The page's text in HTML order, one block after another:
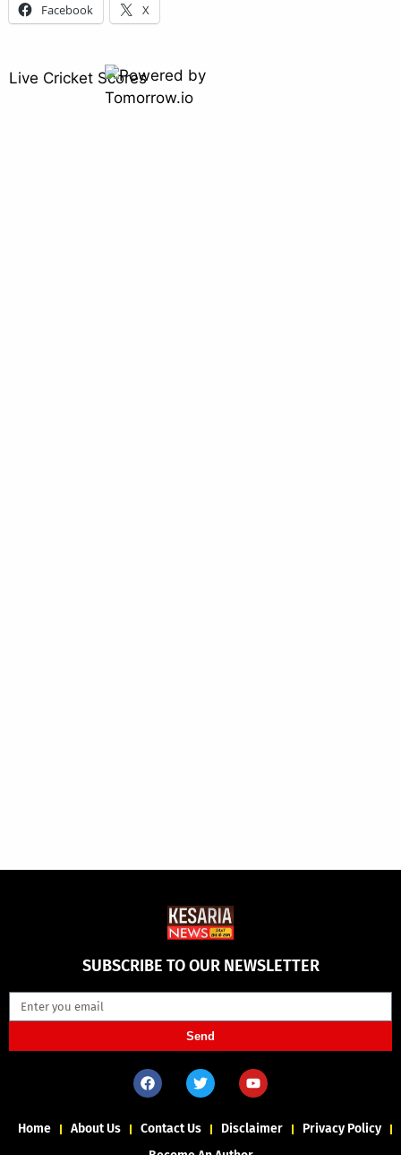
Facebook X
Live Cricket Scores
SUBSCRIBE TO OUR NEWSLETTER
Send
Home About Us Contact Us Disclaimer
Privacy Policy